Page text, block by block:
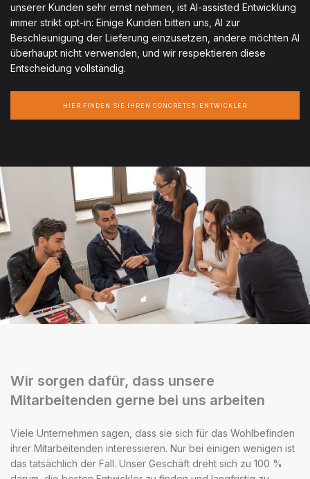
unserer Kunden sehr ernst nehmen, ist AI-assisted Entwicklung
immer strikt opt-in: Einige Kunden bitten uns, AI zur
Beschleunigung der Lieferung einzusetzen, andere möchten AI
überhaupt nicht verwenden, und wir respektieren diese
Entscheidung vollständig.
HIER FINDEN SIE IHREN CONCRETE5-ENTWICKLER
Wir sorgen dafür, dass unsere
Mitarbeitenden gerne bei uns arbeiten
Viele Unternehmen sagen, dass sie sich für das Wohlbefinden
ihrer Mitarbeitenden interessieren. Nur bei einigen wenigen ist
das tatsächlich der Fall. Unser Geschäft dreht sich zu 100 %